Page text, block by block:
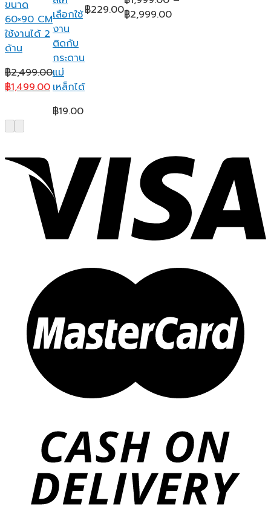
ขนาด
60×90 CM
ใช้งานได้ 2
ด้าน
฿2,499.00
Original
฿2,499.00.
฿1,499.00Current
is:
เลือกใช้
งาน
ติดกับ
กระดาน
แม่
เหล็กได้
฿19.00
฿229.00Price
range:
฿2,999.00Price